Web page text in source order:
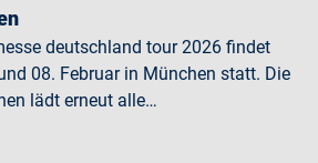
deutschland tour 2026 findet
08. Februar in München statt. Die
lädt erneut alle…